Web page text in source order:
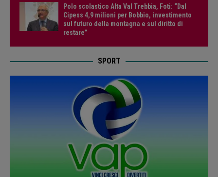
Polo scolastico Alta Val Trebbia, Foti: “Dal
Cipess 4,9 milioni per Bobbio, investimento
sul futuro della montagna e sul diritto di
restare”
SPORT